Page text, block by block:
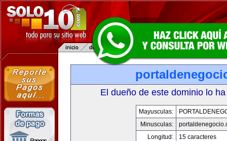
El dueño de este dominio lo
Mayusculas:
Minusculas:
Longitud:
15 caracteres